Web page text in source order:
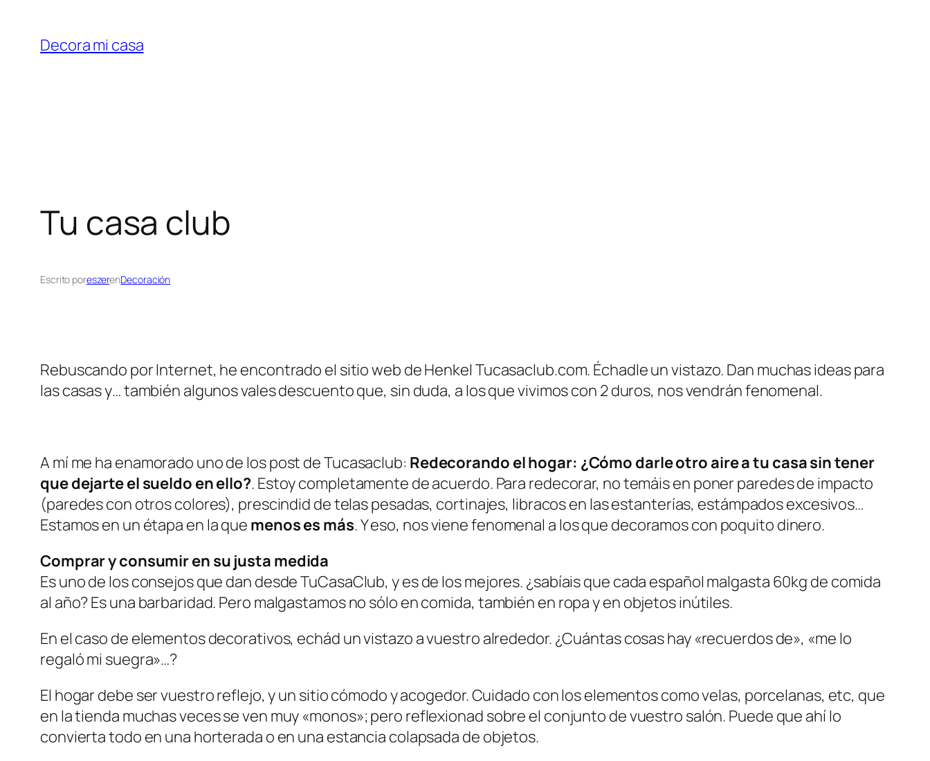
contenido
Decora mi casa
Tu casa club
Escrito poreszerenDecoración
Rebuscando por Internet, he encontrado el sitio web de Henkel Tucasaclub.com. Échadle un vistazo. Dan muchas ideas para
las casas y… también algunos vales descuento que, sin duda, a los que vivimos con 2 duros, nos vendrán fenomenal.
A mí me ha enamorado uno de los post de Tucasaclub: Redecorando el hogar: ¿Cómo darle otro aire a tu casa sin tener
que dejarte el sueldo en ello?. Estoy completamente de acuerdo. Para redecorar, no temáis en poner paredes de impacto
(paredes con otros colores), prescindid de telas pesadas, cortinajes, libracos en las estanterías, estámpados excesivos…
Estamos en un étapa en la que menos es más. Y eso, nos viene fenomenal a los que decoramos con poquito dinero.
Comprar y consumir en su justa medida
Es uno de los consejos que dan desde TuCasaClub, y es de los mejores. ¿sabíais que cada español malgasta 60kg de comida
al año? Es una barbaridad. Pero malgastamos no sólo en comida, también en ropa y en objetos inútiles.
En el caso de elementos decorativos, echád un vistazo a vuestro alrededor. ¿Cuántas cosas hay «recuerdos de», «me lo
regaló mi suegra»…?
El hogar debe ser vuestro reflejo, y un sitio cómodo y acogedor. Cuidado con los elementos como velas, porcelanas, etc, que
en la tienda muchas veces se ven muy «monos»; pero reflexionad sobre el conjunto de vuestro salón. Puede que ahí lo
convierta todo en una horterada o en una estancia colapsada de objetos.